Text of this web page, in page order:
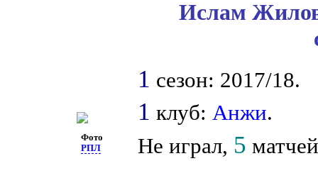
Фото
РПЛ
Ислам
1 сезон: 2017/18.
1 клуб: Анжи.
Не играл, 5